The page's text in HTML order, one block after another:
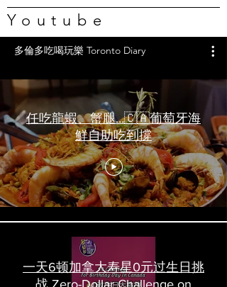
Youtube
多倫多吃喝玩樂 Toronto Diary
任吃龍蝦、蟹腿…🇨🇦葡萄牙海
鮮自助吃到撐
一天6顿加拿大寿星0元过生日挑